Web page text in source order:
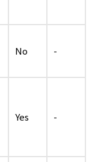
No -
Yes -